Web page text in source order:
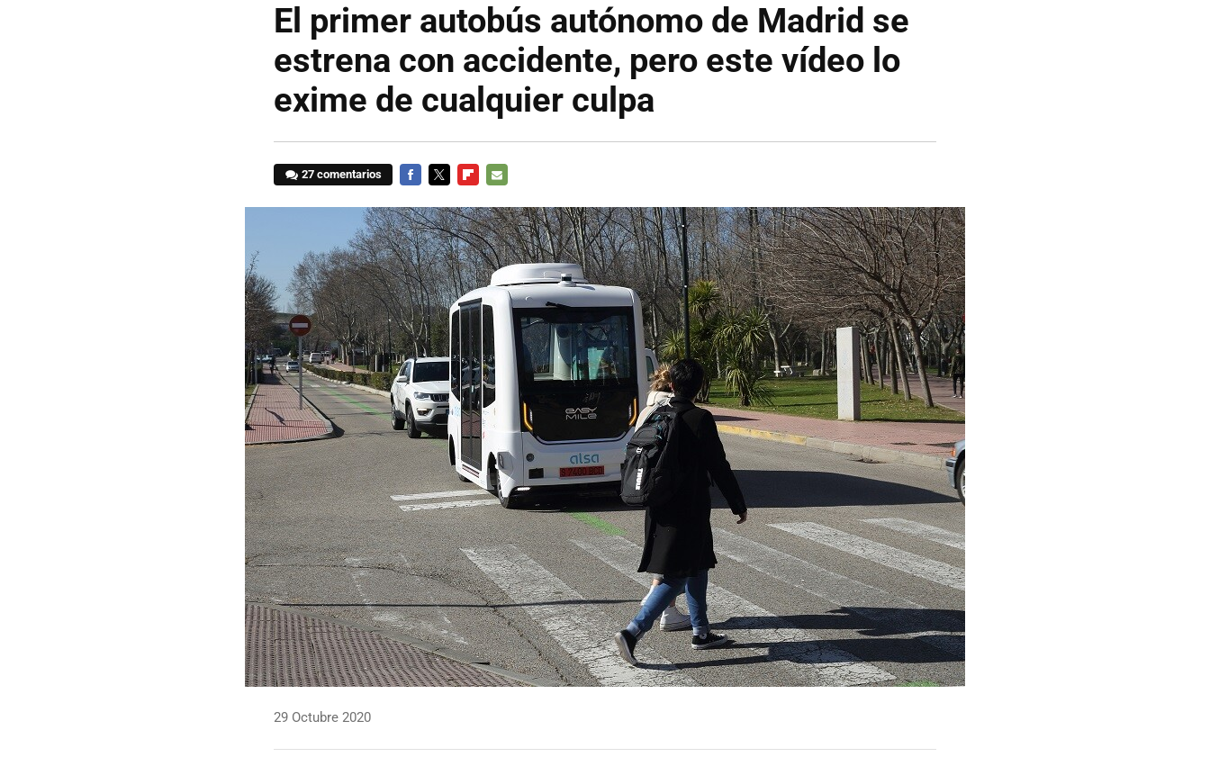
El primer autobús autónomo de Madrid se
estrena con accidente, pero este vídeo lo
exime de cualquier culpa
27 comentarios
MAIL
29 Octubre 2020